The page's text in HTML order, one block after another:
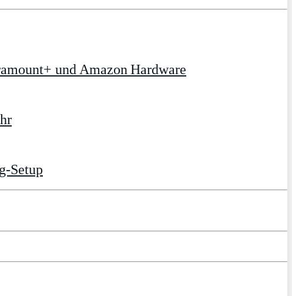
und Amazon Hardware
Setup